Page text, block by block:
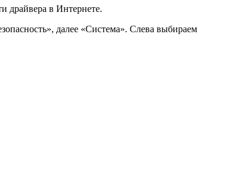
драйвера в Интернете.
далее «Система». Слева выбираем